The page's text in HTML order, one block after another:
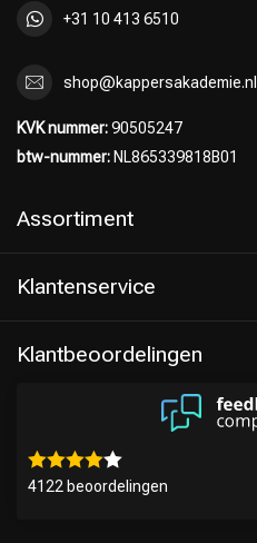
+31 10 413 6510
shop@kappersakademie.nl
KVK nummer:90505247
btw-nummer: NL865339818B01
Assortiment
Klantenservice
Klantbeoordelingen
4122 beoordelingen